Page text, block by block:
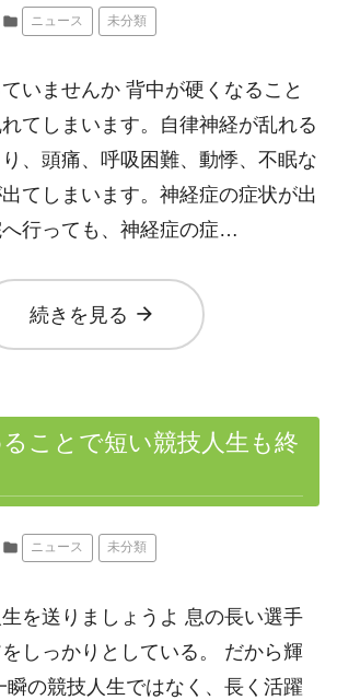
folder ニュース 未分類
いませんか 背中が硬くなること
てしまいます。自律神経が乱れる
、頭痛、呼吸困難、動悸、不眠な
てしまいます。神経症の症状が出
行っても、神経症の症…
続きを見る arrow_forward
ことで短い競技人生も終
folder ニュース 未分類
を送りましょうよ 息の長い選手
しっかりとしている。 だから輝
瞬の競技人生ではなく、長く活躍